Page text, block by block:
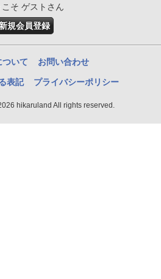
こそ ゲストさん
規会員登録
ついて お問い合わせ
表記 プライバシーポリシー
hikaruland All rights reserved.